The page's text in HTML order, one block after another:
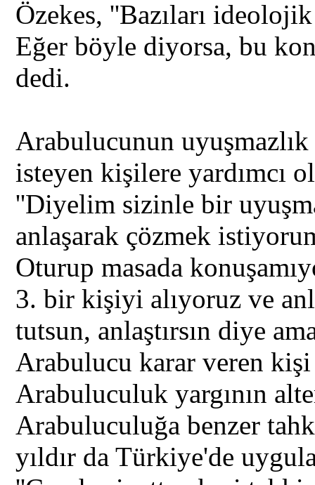
Özekes, ''Bazıları
Eğer böyle diyorsa, bu
dedi.
Arabulucunun
isteyen kişilere yardımcı
''Diyelim sizinle bir
anlaşarak çözmek
Oturup masada
3. bir kişiyi alıyoruz ve
tutsun, anlaştırsın diye
Arabulucu karar veren
Arabuluculuk yargının
Arabuluculuğa benzer
yıldır da Türkiye'de